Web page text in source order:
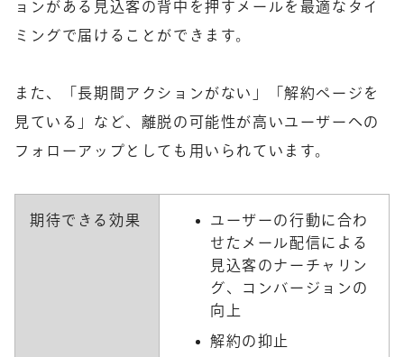
ョンがある見込客の背中を押すメールを最適なタイ
ミングで届けることができます。
また、「長期間アクションがない」「解約ページを
見ている」など、離脱の可能性が高いユーザーへの
フォローアップとしても用いられています。
期待できる効果
ユーザーの行動に合わ
せたメール配信による
見込客のナーチャリン
グ、コンバージョンの
向上
解約の抑止